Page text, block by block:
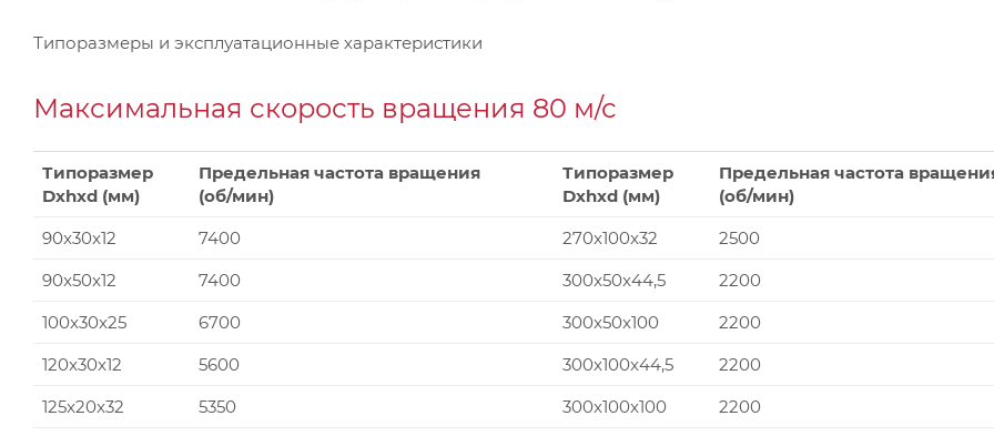
Типоразмеры и эксплуатационные характеристики
Максимальная скорость вращения 80 м/с
Типоразмер
Dxhxd (мм)
Предельная частота вращения
(об/мин)
Типоразмер
Dxhxd (мм)
Предельная частота
(об/мин)
90x30x12
7400 270x100x32
2500
90x50x12
7400 300x50x44,5
2200
100x30x25
6700 300x50x100
2200
120x30x12
5600 300x100x44,5
2200
125x20x32
5350 300x100x100
2200